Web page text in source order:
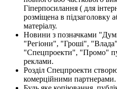
Гіперпосилання ( для
розміщена в підзаголовку
матеріалу.
Новини з позначками
"Регіони", "Гроші",
"Спецпроекти", "Промо"
реклами.
Розділ Спецпроекти
комерційними партнерами.